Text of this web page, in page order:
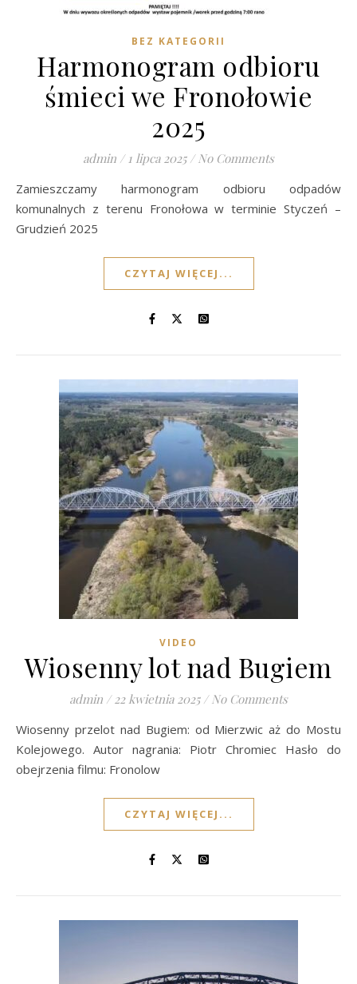
BEZ KATEGORII
Harmonogram odbioru
śmieci we Fronołowie
2025
admin / 1 lipca 2025 / No Comments
Zamieszczamy harmonogram odbioru odpadów
komunalnych z terenu Fronołowa w terminie Styczeń –
Grudzień 2025
CZYTAJ WIĘCEJ...
VIDEO
Wiosenny lot nad Bugiem
admin / 22 kwietnia 2025 / No Comments
Wiosenny przelot nad Bugiem: od Mierzwic aż do Mostu
Kolejowego. Autor nagrania: Piotr Chromiec Hasło do
obejrzenia filmu: Fronolow
CZYTAJ WIĘCEJ...